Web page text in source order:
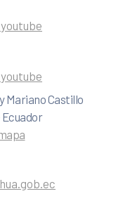
youtube
youtube
Mariano Castillo
Ecuador